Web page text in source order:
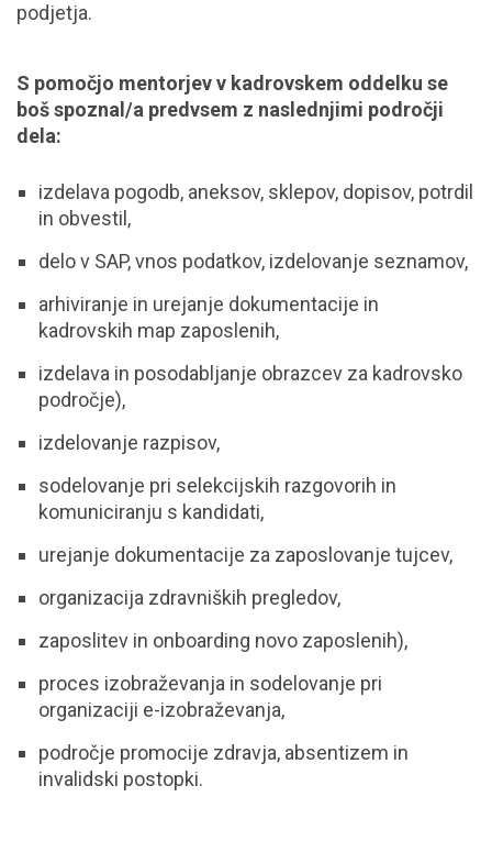
podjetja.
S pomočjo mentorjev v kadrovskem oddelku se
boš spoznal/a predvsem z naslednjimi področji
dela:
izdelava pogodb, aneksov, sklepov, dopisov, potrdil
in obvestil,
delo v SAP, vnos podatkov, izdelovanje seznamov,
arhiviranje in urejanje dokumentacije in
kadrovskih map zaposlenih,
izdelava in posodabljanje obrazcev za kadrovsko
področje),
izdelovanje razpisov,
sodelovanje pri selekcijskih razgovorih in
komuniciranju s kandidati,
urejanje dokumentacije za zaposlovanje tujcev,
organizacija zdravniških pregledov,
zaposlitev in onboarding novo zaposlenih),
proces izobraževanja in sodelovanje pri
organizaciji e-izobraževanja,
področje promocije zdravja, absentizem in
invalidski postopki.